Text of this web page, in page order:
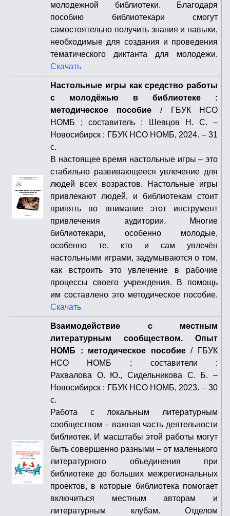
молодежной библиотеки. Благодаря
пособию библиотекари смогут
самостоятельно получить знания и навыки,
необходимые для создания и проведения
тематического диктанта для молодежи.
Скачать
Настольные игры как средство работы
с молодёжью в библиотеке :
методическое пособие / ГБУК НСО
НОМБ ; составитель : Шевцов Н. С. –
Новосибирск : ГБУК НСО НОМБ, 2024. – 31
с.
В настоящее время настольные игры – это
стабильно развивающееся увлечение для
людей всех возрастов. Настольные игры
привлекают людей, и библиотекам стоит
принять во внимание этот инструмент
привлечения аудитории. Многие
библиотекари, особенно молодые,
особенно те, кто и сам увлечён
настольными играми, задумываются о том,
как встроить это увлечение в рабочие
процессы своего учреждения. В помощь
им составлено это методическое пособие.
Скачать
Взаимодействие с местным
литературным сообществом. Опыт
НОМБ : методическое пособие/ ГБУК
НСО НОМБ ; составители :
Рахвалова О. Ю., Сидельникова С. Б. –
Новосибирск : ГБУК НСО НОМБ, 2023. – 30
с.
Работа с локальным литературным
сообществом – важная часть деятельности
библиотек. И масштабы этой работы могут
быть совершенно разными – от маленького
литературного объединения при
библиотеке до больших межрегиональных
проектов, в которые библиотека помогает
включиться местным авторам и
литературным клубам. Отделом